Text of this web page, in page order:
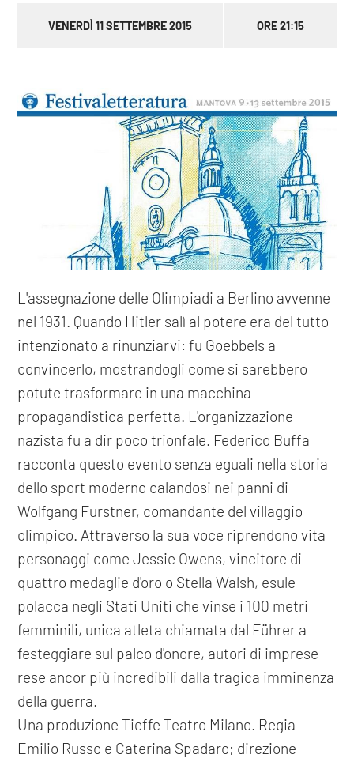
VENERDÌ 11 SETTEMBRE 2015 ORE 21:15
L'assegnazione delle Olimpiadi a Berlino avvenne
nel 1931. Quando Hitler salì al potere era del tutto
intenzionato a rinunziarvi: fu Goebbels a
convincerlo, mostrandogli come si sarebbero
potute trasformare in una macchina
propagandistica perfetta. L'organizzazione
nazista fu a dir poco trionfale. Federico Buffa
racconta questo evento senza eguali nella storia
dello sport moderno calandosi nei panni di
Wolfgang Furstner, comandante del villaggio
olimpico. Attraverso la sua voce riprendono vita
personaggi come Jessie Owens, vincitore di
quattro medaglie d'oro o Stella Walsh, esule
polacca negli Stati Uniti che vinse i 100 metri
femminili, unica atleta chiamata dal Führer a
festeggiare sul palco d'onore, autori di imprese
rese ancor più incredibili dalla tragica imminenza
della guerra.
Una produzione Tieffe Teatro Milano. Regia
Emilio Russo e Caterina Spadaro; direzione